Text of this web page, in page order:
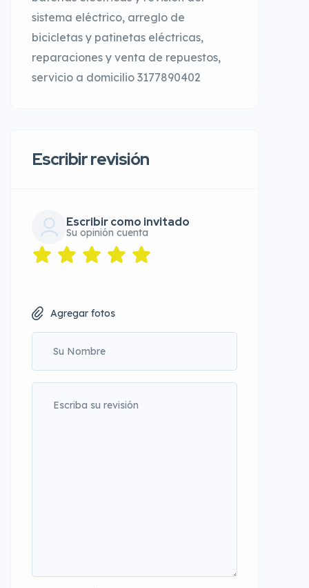
sistema eléctrico, arreglo de
bicicletas y patinetas eléctricas,
reparaciones y venta de repuestos,
servicio a domicilio 3177890402
Escribir revisión
Escribir como invitado
Su opinión cuenta
Agregar fotos